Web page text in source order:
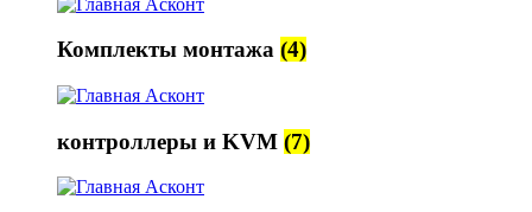
Комплекты монтажа (4)
контроллеры и KVM (7)